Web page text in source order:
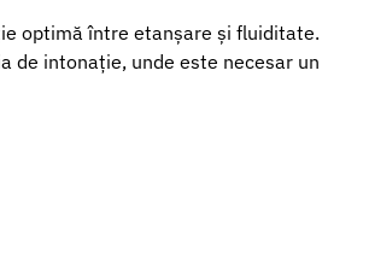
optimă între etanșare și fluiditate.
de intonație, unde este necesar un